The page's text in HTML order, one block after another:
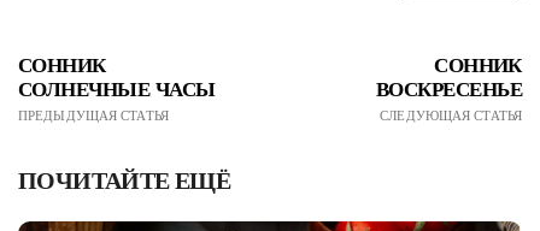
СОННИК
СОЛНЕЧНЫЕ ЧАСЫ
ПРЕДЫДУЩАЯ СТАТЬЯ
СОННИК
ВОСКРЕСЕНЬЕ
СЛЕДУЮЩАЯ СТАТЬЯ
ПОЧИТАЙТЕ ЕЩЁ